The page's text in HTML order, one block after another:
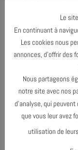
Enregistré à l’AJMi
Prise de son :
Mixage et
Création
Le
En continuant à
Les cookies nous
annonces, d’offrir des
Nous partageons
notre site avec nos
d’analyse, qui
que vous leur avez
utilisation de